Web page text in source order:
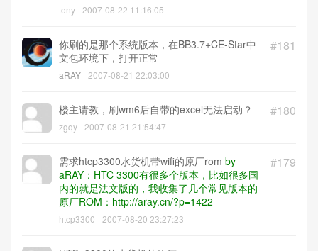
tony 2007-08-22 11:16:05
#181
你刷的是那个系统版本，在BB3.7+CE-Star中
文包环境下，打开正常
aRAY 2007-08-21 22:03:00
#180
楼主请教，刷wm6后自带的excel无法启动？
zgqy 2007-08-21 21:54:47
#179
需求htcp3300水货机带wifi的原厂rom by
aRAY：HTC 3300有很多个版本，比如很多国
内的就是法文版的，我收集了几个常见版本的
原厂ROM：http://aray.cn/?p=1422
htcp3300 2007-08-20 23:27:23